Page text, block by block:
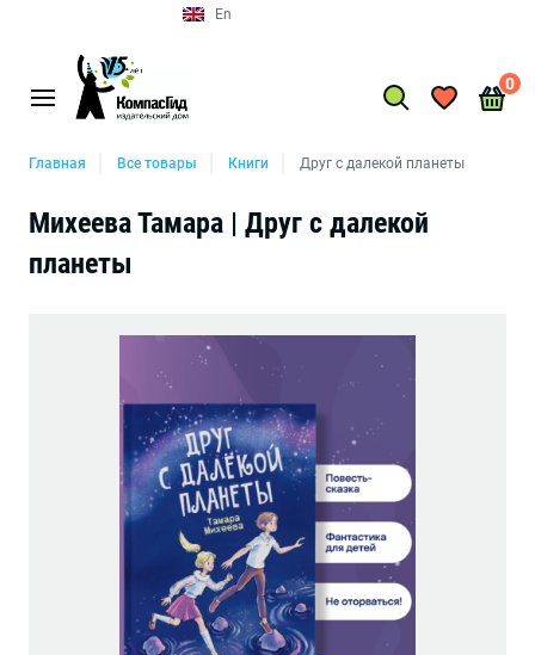
Главная Все товары Книги Друг с далекой планеты
Михеева Тамара | Друг с далекой
планеты
En
0